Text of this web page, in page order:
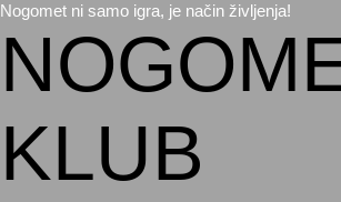
Nogomet ni samo igra, je način življenja!
KLUB